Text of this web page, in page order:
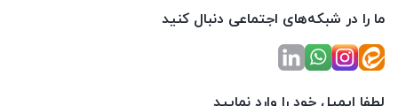
ما را در شبکه‌های اجتماعی دنبال کنید